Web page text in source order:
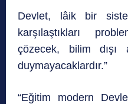
Devlet, lâik bir
karşılaştıkları
çözecek, bilim dışı
duymayacaklardır.”
“Eğitim modern